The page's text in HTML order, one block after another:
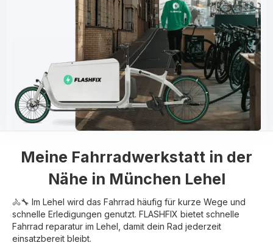
Meine Fahrradwerkstatt in der
Nähe in München Lehel
🚴🔧 Im Lehel wird das Fahrrad häufig für kurze Wege und
schnelle Erledigungen genutzt. FLASHFIX bietet schnelle
Fahrrad reparatur im Lehel, damit dein Rad jederzeit
einsatzbereit bleibt.